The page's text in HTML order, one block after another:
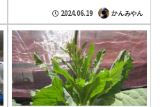
食べられそうなのでポットの苗が有る程度
2024.06.19 かんみやん